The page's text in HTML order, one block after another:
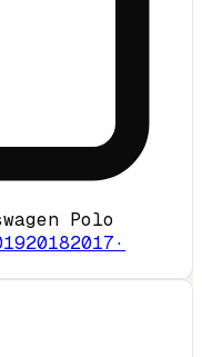
Polo
20182017·